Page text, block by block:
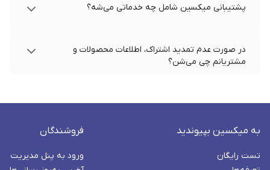
پشتیبانی میکسین شامل چه خدماتی می‌شه؟
در صورت عدم تمدید اشتراک، اطلاعات محصولات و
مشتریانم چی می‌شن؟
به میکسین بپیوندید
تست رایگان
فروشندگان
ورود به پنل مدیریت